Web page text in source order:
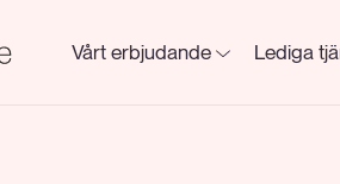
Vårt erbjudande Lediga